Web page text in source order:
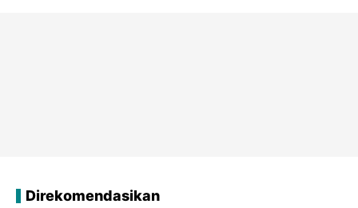
Direkomendasikan